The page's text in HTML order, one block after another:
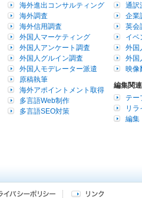
海外進出コンサルティング
海外調査
海外信用調査
外国人マーケティング
外国人アンケート調査
外国人グルイン調査
外国人モデレーター派遣
原稿執筆
海外アポイントメント取得
多言語Web制作
多言語SEO対策
通訳
企業
英会
イベ
外国
外国
映像
編集関連
テー
リラ
編集